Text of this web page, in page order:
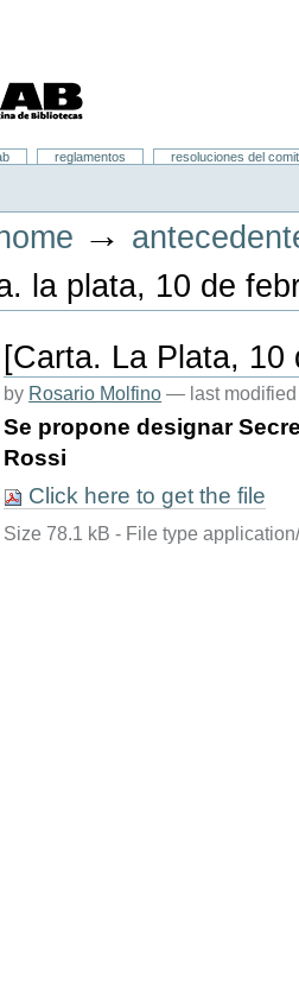
reglamentos
resoluciones del
home →
la plata, 10 de
[Carta. La Plata,
by Rosario Molfino — last
Se propone designar
Rossi
Click here to get the file
Size78.1 kB - File type